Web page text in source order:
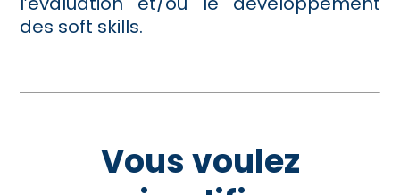
des soft skills.
Vous voulez